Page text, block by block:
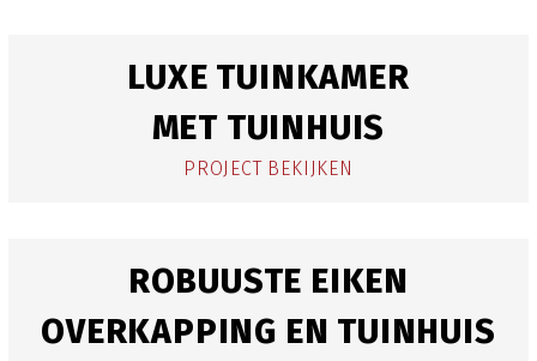
LUXE TUINKAMER
MET TUINHUIS
PROJECT BEKIJKEN
ROBUUSTE EIKEN
OVERKAPPING EN TUINHUIS